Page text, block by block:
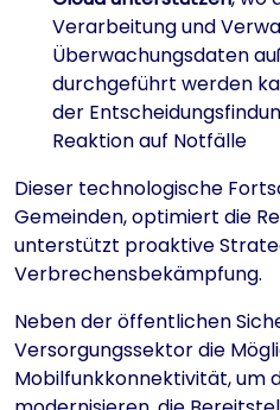
Verarbeitung und
Überwachungsdaten
durchgeführt werden
der
Reaktion auf Notfälle
Dieser technologische
Gemeinden, optimiert die
unterstützt proaktive
Verbrechensbekämpfung.
Neben der öffentlichen
Versorgungssektor die
Mobilfunkkonnektivität, um